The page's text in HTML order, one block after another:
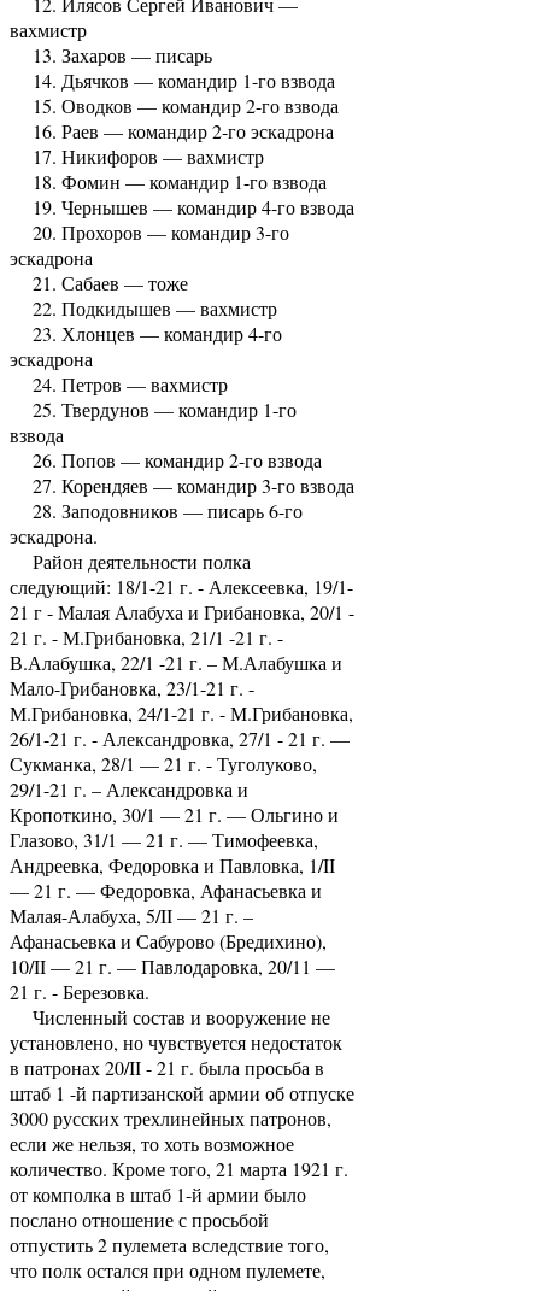
вахмистр
13. Захаров — писарь
14. Дьячков — командир 1-го взвода
15. Оводков — командир 2-го взвода
16. Раев — командир 2-го эскадрона
17. Никифоров — вахмистр
18. Фомин — командир 1-го взвода
19. Чернышев — командир 4-го взвода
20. Прохоров — командир 3-го
эскадрона
21. Сабаев — тоже
22. Подкидышев — вахмистр
23. Хлонцев — командир 4-го
эскадрона
24. Петров — вахмистр
25. Твердунов — командир 1-го
взвода
26. Попов — командир 2-го взвода
27. Корендяев — командир 3-го взвода
28. Заподовников — писарь 6-го
эскадрона.
Район деятельности полка
следующий: 18/1-21 г. - Алексеевка, 19/1-
21 г - Малая Алабуха и Грибановка, 20/1 -
21 г. - М.Грибановка, 21/1 -21 г. -
В.Алабушка, 22/1 -21 г. – М.Алабушка и
Мало-Грибановка, 23/1-21 г. -
М.Грибановка, 24/1-21 г. - М.Грибановка,
26/1-21 г. - Александровка, 27/1 - 21 г. —
Сукманка, 28/1 — 21 г. - Туголуково,
29/1-21 г. – Александровка и
Кропоткино, 30/1 — 21 г. — Ольгино и
Глазово, 31/1 — 21 г. — Тимофеевка,
Андреевка, Федоровка и Павловка, 1/II
— 21 г. — Федоровка, Афанасьевка и
Малая-Алабуха, 5/II — 21 г. –
Афанасьевка и Сабурово (Бредихино),
10/II — 21 г. — Павлодаровка, 20/11 —
21 г. - Березовка.
Численный состав и вооружение не
установлено, но чувствуется недостаток
в патронах 20/II - 21 г. была просьба в
штаб 1 -й партизанской армии об отпуске
3000 русских трехлинейных патронов,
если же нельзя, то хоть возможное
количество. Кроме того, 21 марта 1921 г.
от комполка в штаб 1-й армии было
послано отношение с просьбой
отпустить 2 пулемета вследствие того,
что полк остался при одном пулемете,